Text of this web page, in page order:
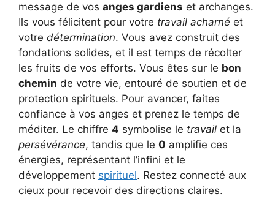
message de vos anges gardiens et archanges.
Ils vous félicitent pour votre travail acharné et
votre détermination. Vous avez construit des
fondations solides, et il est temps de récolter
les fruits de vos efforts. Vous êtes sur le bon
chemin de votre vie, entouré de soutien et de
protection spirituels. Pour avancer, faites
confiance à vos anges et prenez le temps de
méditer. Le chiffre 4 symbolise le travail et la
persévérance, tandis que le 0 amplifie ces
énergies, représentant l’infini et le
développement spirituel. Restez connecté aux
cieux pour recevoir des directions claires.